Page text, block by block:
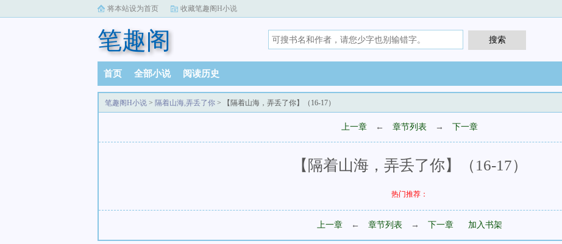
将本站设为首页 收藏笔趣阁H小说
笔趣阁
首页 全部小说 阅读历史
笔趣阁H小说 > 隔着山海,弄丢了你 > 【隔着山海，弄丢了你】（16-17）
上一章 ← 章节列表 → 下一章
【隔着山海，弄丢了你】（16-17）
热门推荐：
上一章 ← 章节列表 → 下一章 加入书架